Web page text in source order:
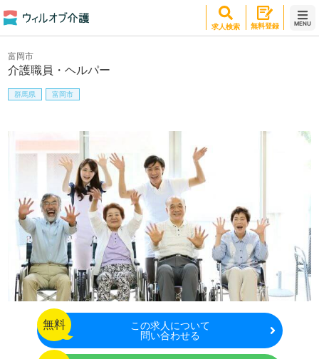
求人検索 無料登録 MENU
介護職員・ヘルパー
富岡市
群馬県 富岡市
無料 この求人について
問い合わせる